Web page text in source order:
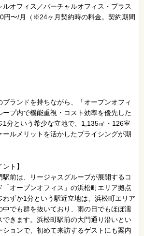
ルオフィス／バーチャルオフィス・プラス
円〜/月（※24ヶ月契約時の料金。契約期間
ブランドを持ちながら、「オープンオフィ
ープ内で機能重視・コスト効率を優先した
1分という希少な立地で、1,135㎡・126室
ールメリットを活かしたプライシングが期
ト】
駅前は、リージャスグループが展開するコ
「オープンオフィス」の浜松町エリア拠点
わずか1分という駅近立地は、浜松町エリア
中でも群を抜いており、雨の日でもほぼ濡
できます。浜松町駅前の大門通り沿いとい
ションで、初めて来訪するゲストにも案内